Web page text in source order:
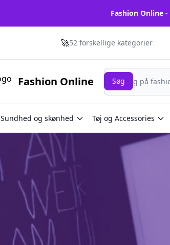
Fashion Online
🚀52 forskellige kategorier
Fashion Online
Søg
Søg
Sundhed og skønhed Tøj og Accessories